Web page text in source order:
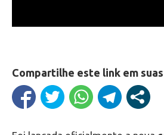
Compartilhe este link em